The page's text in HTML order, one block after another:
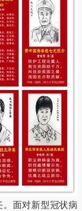
面对新型冠状病